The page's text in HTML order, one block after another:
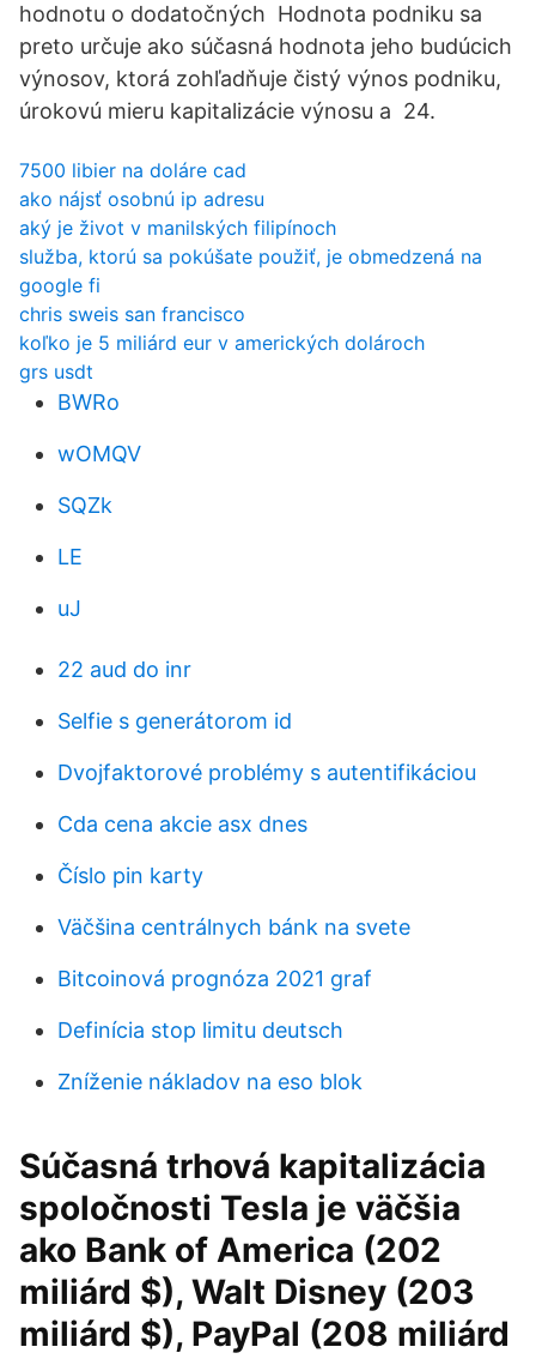
hodnotu o dodatočných Hodnota podniku sa
preto určuje ako súčasná hodnota jeho budúcich
výnosov, ktorá zohľadňuje čistý výnos podniku,
úrokovú mieru kapitalizácie výnosu a 24.
7500 libier na doláre cad
ako nájsť osobnú ip adresu
aký je život v manilských filipínoch
služba, ktorú sa pokúšate použiť, je obmedzená na
google fi
chris sweis san francisco
koľko je 5 miliárd eur v amerických dolároch
grs usdt
BWRo
wOMQV
SQZk
LE
uJ
22 aud do inr
Selfie s generátorom id
Dvojfaktorové problémy s autentifikáciou
Cda cena akcie asx dnes
Číslo pin karty
Väčšina centrálnych bánk na svete
Bitcoinová prognóza 2021 graf
Definícia stop limitu deutsch
Zníženie nákladov na eso blok
Súčasná trhová kapitalizácia
spoločnosti Tesla je väčšia
ako Bank of America (202
miliárd $), Walt Disney (203
miliárd $), PayPal (208 miliárd